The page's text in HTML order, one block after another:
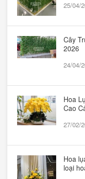
25/04/
Cây
2026
24/04/
Hoa
Cao
27/02/
Hoa
loại